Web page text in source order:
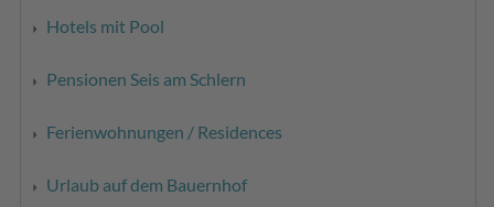
Hotels mit Pool
Pensionen Seis am Schlern
Ferienwohnungen / Residences
Urlaub auf dem Bauernhof